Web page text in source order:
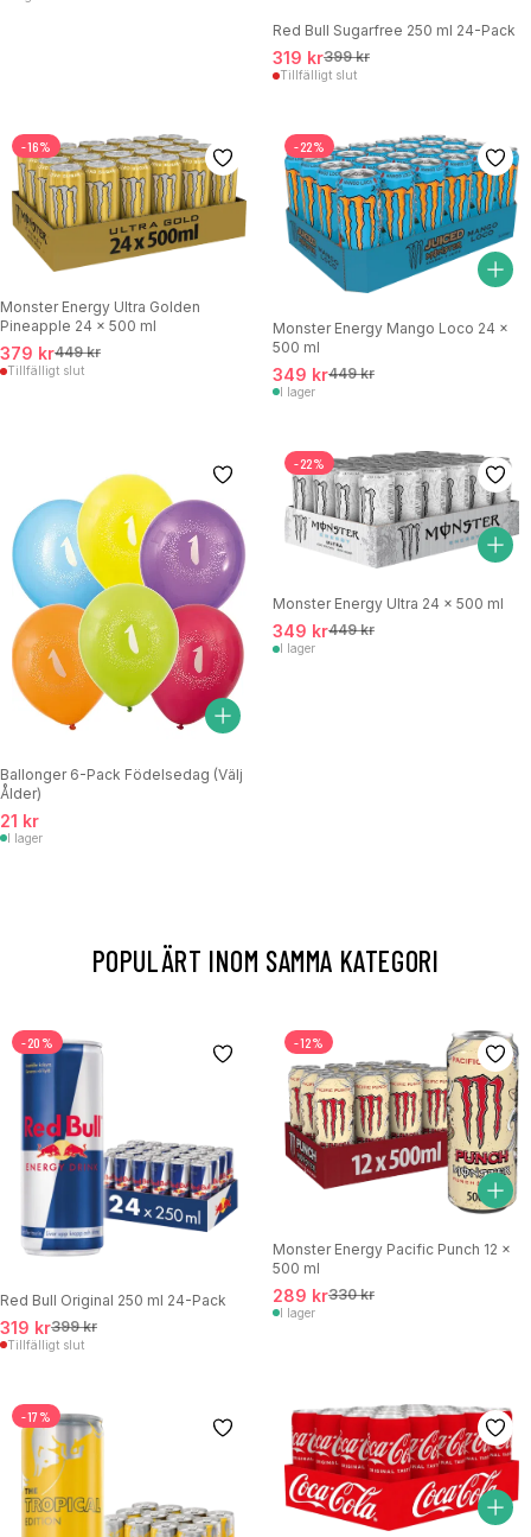
Red Bull Sugarfree 250 ml 24-Pack
319 kr399 kr
Tillfälligt slut
-16%
Monster Energy Ultra Golden
Pineapple 24 x 500 ml
379 kr449 kr
Tillfälligt slut
-22%
Monster Energy Mango Loco 24 x
500 ml
349 kr449 kr
I lager
Ballonger 6-Pack Födelsedag (Välj
Ålder)
21 kr
I lager
-22%
Monster Energy Ultra 24 x 500 ml
349 kr449 kr
I lager
POPULÄRT INOM SAMMA KATEGORI
-20%
Red Bull Original 250 ml 24-Pack
319 kr399 kr
Tillfälligt slut
-12%
Monster Energy Pacific Punch 12 x
500 ml
289 kr330 kr
I lager
-17%